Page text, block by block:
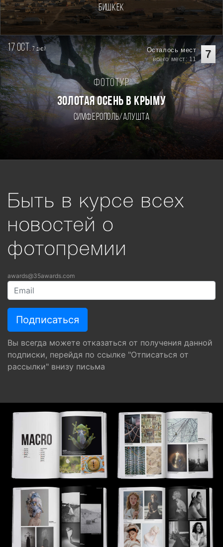
Бишкек
17 oct. 7дней 7
Осталось мест
всего мест: 11
Фототур
ЗОЛОТАЯ ОСЕНЬ В КРЫМУ
Симферополь/Алушта
Быть в курсе всех
новостей о
фотопремии
awards@35awards.com
Вы всегда можете отказаться от получения данной
подписки, перейдя по ссылке "Отписаться от
рассылки" внизу письма